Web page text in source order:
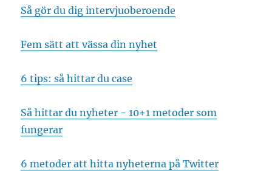
Så gör du dig intervjuoberoende
Fem sätt att vässa din nyhet
6 tips: så hittar du case
Så hittar du nyheter - 10+1 metoder som
fungerar
6 metoder att hitta nyheterna på Twitter